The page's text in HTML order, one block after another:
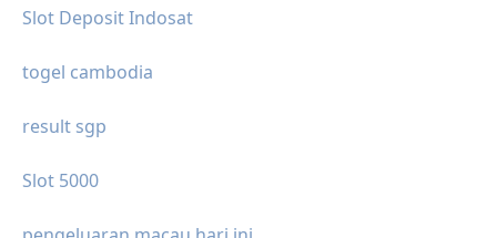
Slot Deposit Indosat
togel cambodia
result sgp
Slot 5000